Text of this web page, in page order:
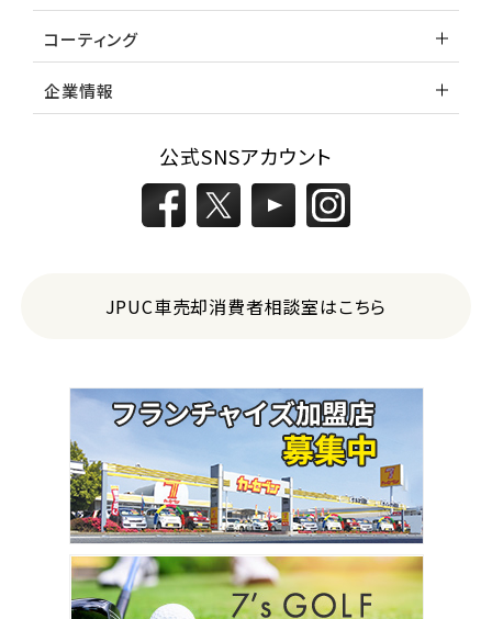
コーティング
企業情報
公式SNSアカウント
JPUC車売却消費者相談室はこちら